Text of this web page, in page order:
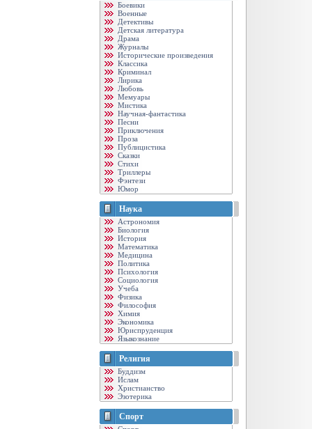
Боевики
Военные
Детективы
Детская литература
Драма
Журналы
Исторические произведения
Классика
Криминал
Лирика
Любовь
Мемуары
Мистика
Научная-фантастика
Песни
Приключения
Проза
Публицистика
Сказки
Стихи
Триллеры
Фэнтези
Юмор
Наука
Астрономия
Биология
История
Математика
Медицина
Политика
Психология
Социология
Учеба
Физика
Философия
Химия
Экономика
Юриспруденция
Языкознание
Религия
Буддизм
Ислам
Христианство
Эзотерика
Спорт